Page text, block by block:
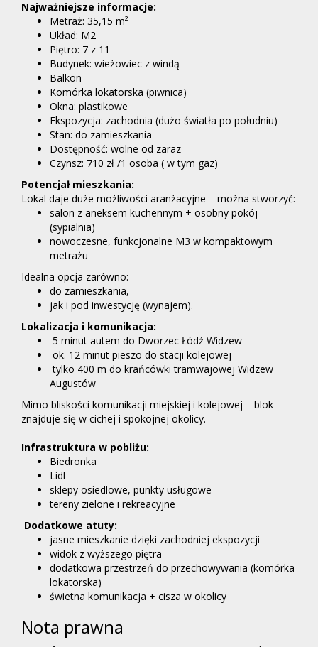
Najważniejsze informacje:
Metraż: 35,15 m²
Układ: M2
Piętro: 7 z 11
Budynek: wieżowiec z windą
Balkon
Komórka lokatorska (piwnica)
Okna: plastikowe
Ekspozycja: zachodnia (dużo światła po południu)
Stan: do zamieszkania
Dostępność: wolne od zaraz
Czynsz: 710 zł /1 osoba ( w tym gaz)
Potencjał mieszkania:
Lokal daje duże możliwości aranżacyjne – można stworzyć:
salon z aneksem kuchennym + osobny pokój
(sypialnia)
nowoczesne, funkcjonalne M3 w kompaktowym
metrażu
Idealna opcja zarówno:
do zamieszkania,
jak i pod inwestycję (wynajem).
Lokalizacja i komunikacja:
5 minut autem do Dworzec Łódź Widzew
ok. 12 minut pieszo do stacji kolejowej
tylko 400 m do krańcówki tramwajowej Widzew
Augustów
Mimo bliskości komunikacji miejskiej i kolejowej – blok
znajduje się w cichej i spokojnej okolicy.
Infrastruktura w pobliżu:
Biedronka
Lidl
sklepy osiedlowe, punkty usługowe
tereny zielone i rekreacyjne
Dodatkowe atuty:
jasne mieszkanie dzięki zachodniej ekspozycji
widok z wyższego piętra
dodatkowa przestrzeń do przechowywania (komórka
lokatorska)
świetna komunikacja + cisza w okolicy
Nota prawna